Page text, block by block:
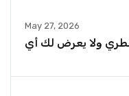
May 27, 2026
ولا يعرض لك أي